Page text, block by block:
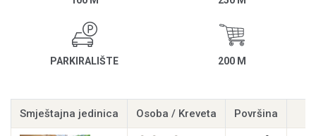
PARKIRALIŠTE 200 M
Smještajna jedinica Osoba / Kreveta Površina